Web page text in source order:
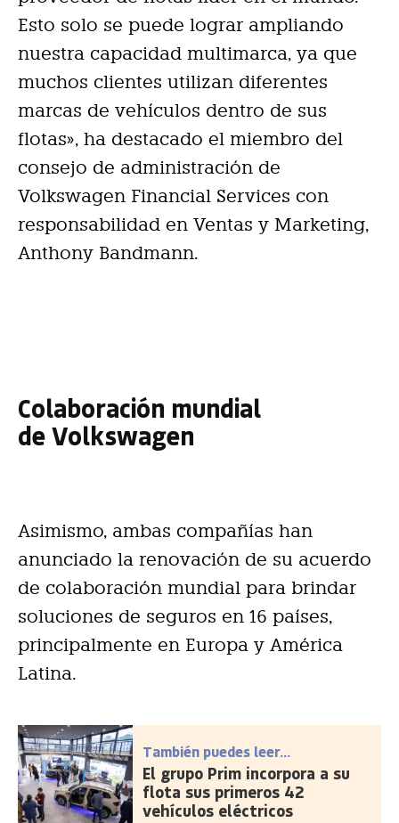
Esto solo se puede lograr ampliando
nuestra capacidad multimarca, ya que
muchos clientes utilizan diferentes
marcas de vehículos dentro de sus
flotas», ha destacado el miembro del
consejo de administración de
Volkswagen Financial Services con
responsabilidad en Ventas y Marketing,
Anthony Bandmann.
Colaboración mundial
de Volkswagen
Asimismo, ambas compañías han
anunciado la renovación de su acuerdo
de colaboración mundial para brindar
soluciones de seguros en 16 países,
principalmente en Europa y América
Latina.
También puedes leer...
El grupo Prim incorpora a su
flota sus primeros 42
vehículos eléctricos